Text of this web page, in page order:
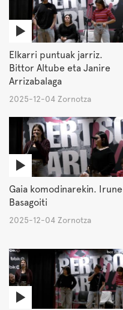
Elkarri puntuak jarriz.
Bittor Altube eta Janire
Arrizabalaga
2025-12-04 Zornotza
Gaia komodinarekin. Irune
Basagoiti
2025-12-04 Zornotza